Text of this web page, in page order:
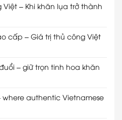
– Khi khăn lụa trở thành
cấp – Giá trị thủ công Việt
– giữ trọn tinh hoa khăn
where authentic Vietnamese